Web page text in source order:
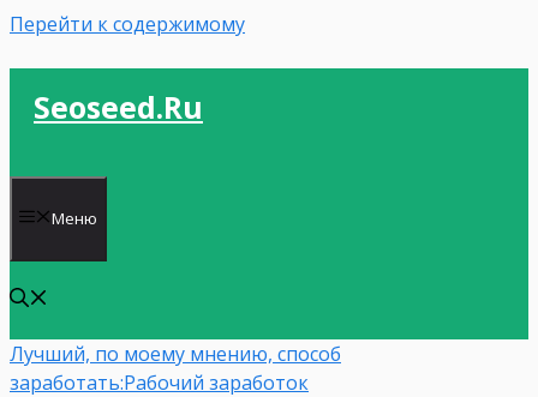
Перейти к содержимому
Seoseed.ru
Меню
Лучший, по моему мнению, способ
заработать:Рабочий заработок